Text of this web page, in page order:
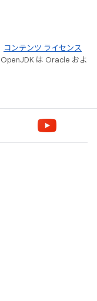
コンテンツ ライセンス
は Oracle およ